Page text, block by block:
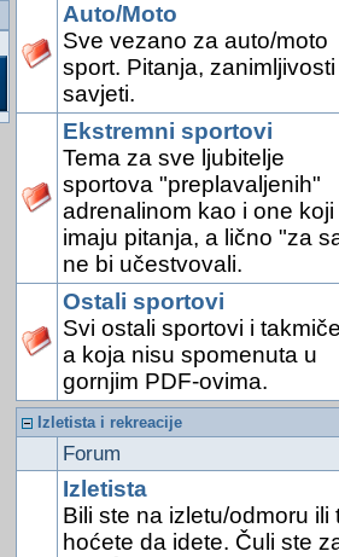
Auto/Moto
Sve vezano za auto/moto
sport. Pitanja, zanimljivosti
savjeti.
Ekstremni sportovi
Tema za sve ljubitelje
sportova "preplavaljenih"
adrenalinom kao i one koji
imaju pitanja, a lično "za
ne bi učestvovali.
Ostali sportovi
Svi ostali sportovi i
a koja nisu spomenuta u
gornjim PDF-ovima.
Izletista i rekreacije
Forum
Izletista
Bili ste na izletu/odmoru ili
hoćete da idete. Čuli ste